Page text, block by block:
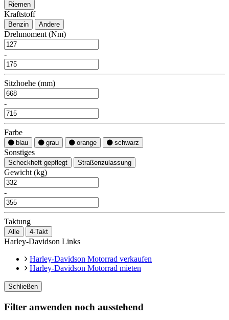
Riemen
Kraftstoff
Benzin Andere
Drehmoment (Nm)
-
Sitzhoehe (mm)
-
Farbe
blau grau orange schwarz
Sonstiges
Scheckheft gepflegt Straßenzulassung
Gewicht (kg)
-
Taktung
Alle 4-Takt
Harley-Davidson Links
Harley-Davidson Motorrad verkaufen
Harley-Davidson Motorrad mieten
Schließen
Filter anwenden noch ausstehend